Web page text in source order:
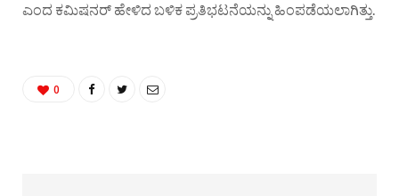
ಎಂದ ಕಮಿಷನರ್ ಹೇಳಿದ ಬಳಿಕ ಪ್ರತಿಭಟನೆಯನ್ನು ಹಿಂಪಡೆಯಲಾಗಿತ್ತು.
0